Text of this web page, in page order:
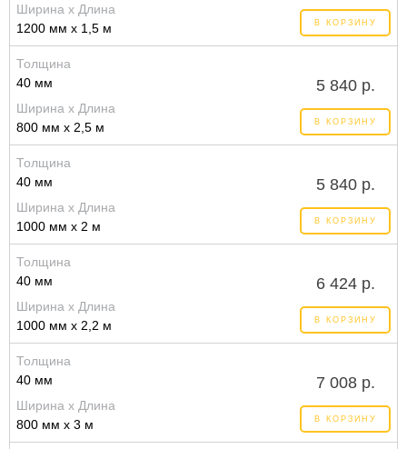
Ширина x Длина
1200 мм x 1,5 м
В КОРЗИНУ
Толщина
40 мм
Ширина x Длина
800 мм x 2,5 м
5 840 р.
В КОРЗИНУ
Толщина
40 мм
Ширина x Длина
1000 мм x 2 м
5 840 р.
В КОРЗИНУ
Толщина
40 мм
Ширина x Длина
1000 мм x 2,2 м
6 424 р.
В КОРЗИНУ
Толщина
40 мм
Ширина x Длина
800 мм x 3 м
7 008 р.
В КОРЗИНУ